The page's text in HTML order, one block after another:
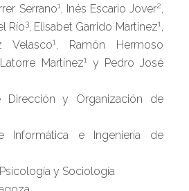
Serrano1, Inés Escario Jover2,
Río3, Elisabet Garrido Martínez1,
Velasco1, Ramón Hermoso
Martínez1y Pedro José
Dirección y Organización de
Informática e Ingeniería de
y Sociología